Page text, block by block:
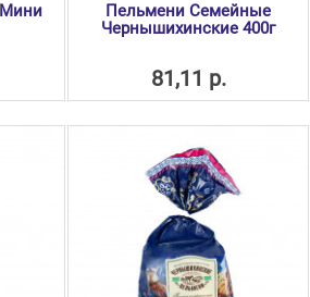
Пельмени Семейные
Чернышихинские 400г
81,11 р.